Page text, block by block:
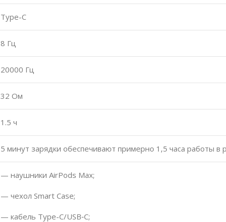
Type-C
8 Гц
20000 Гц
32 Ом
1.5 ч
5 минут зарядки обеспечивают примерно 1,5 часа работы
— наушники AirPods Max;
— чехол Smart Case;
— кабель Type-C/USB‑C;